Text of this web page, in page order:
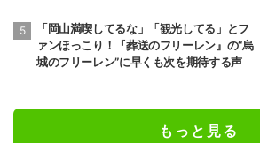
「岡山満喫してるな」「観光してる」とフ
ァンほっこり！『葬送のフリーレン』の“烏
城のフリーレン”に早くも次を期待する声
もっと見る